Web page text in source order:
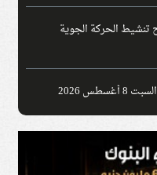
الحركة الجوية
2026